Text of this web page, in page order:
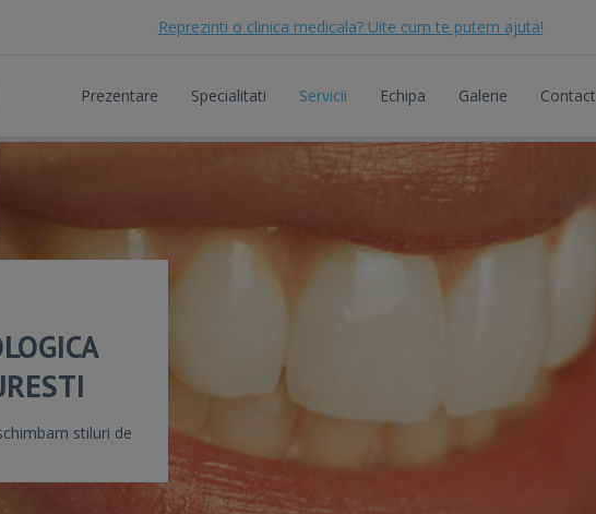
Reprezinti o clinica medicala? Uite cum te putem ajuta!
Prezentare Specialitati Servicii Echipa Galerie Contact
stiluri de